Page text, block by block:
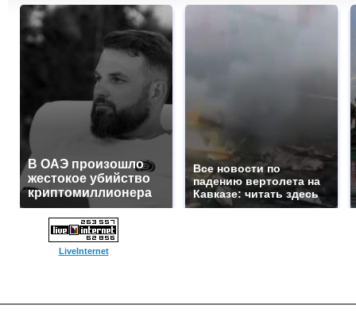
В ОАЭ произошло
жестокое убийство
криптомиллионера
Все новости по
падению вертолета на
Кавказе: читать здесь
LiveInternet